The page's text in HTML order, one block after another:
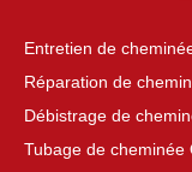
Entretien de
Réparation de
Débistrage de
Tubage de cheminée